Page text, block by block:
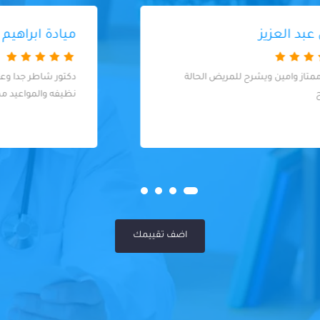
دكتور شاطر جدا وعامل كل احتياطاته والعياده
اضف تقييمك